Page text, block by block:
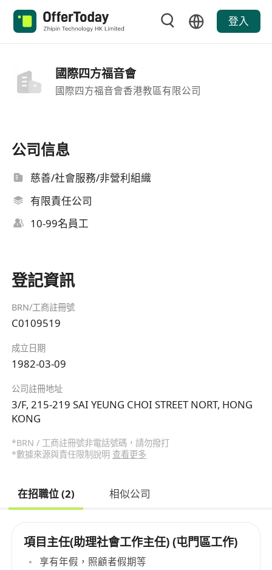
登入
國際四方福音會
國際四方福音會香港教區有限公司
公司信息
慈善/社會服務/非營利組織
有限責任公司
10-99名員工
登記資訊
BRN/工商註冊號
C0109519
成立日期
1982-03-09
公司註冊地址
3/F, 215-219 SAI YEUNG CHOI STREET NORT, HONG
KONG
*BRN / 工商註冊號非電話號碼，請勿撥打
*數據來源與責任限制說明 查看更多
在招職位 (2) 相似公司
項目主任(助理社會工作主任) (屯門區工作)
享有年假，照顧者假期等